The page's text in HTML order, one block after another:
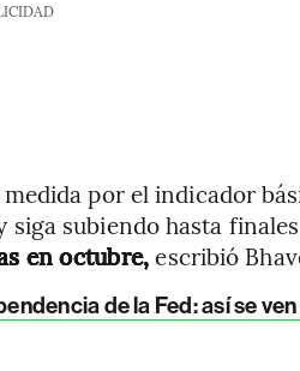
por el indicador
subiendo hasta
en octubre,escribió
de la Fed: así se